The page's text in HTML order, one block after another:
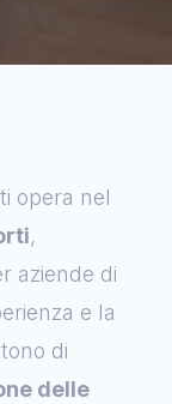
opera nel
,
aziende di
e la
di
delle